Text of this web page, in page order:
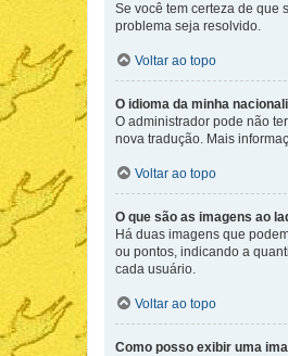
Se você tem certeza de que
problema seja resolvido.
Voltar ao topo
O idioma da minha
O administrador pode não
nova tradução. Mais
Voltar ao topo
O que são as imagens ao
Há duas imagens que
ou pontos, indicando a
cada usuário.
Voltar ao topo
Como posso exibir uma